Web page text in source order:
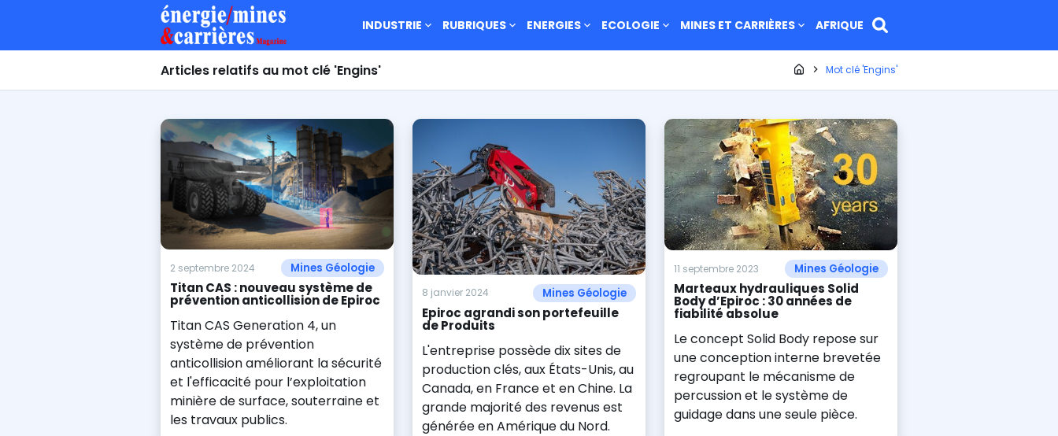
INDUSTRIE RUBRIQUES ENERGIES ECOLOGIE MINES ET CARRIÈRES AFRIQUE
Articles relatifs au mot clé 'Engins' Page d'accueil
Mot clé 'Engins'
2 septembre 2024 Mines Géologie
Titan CAS : nouveau système de
prévention anticollision de Epiroc
Titan CAS Generation 4, un
système de prévention
anticollision améliorant la sécurité
et l'efficacité pour l’exploitation
minière de surface, souterraine et
les travaux publics.
8 janvier 2024 Mines Géologie
Epiroc agrandi son portefeuille
de Produits
L'entreprise possède dix sites de
production clés, aux États-Unis, au
Canada, en France et en Chine. La
grande majorité des revenus est
générée en Amérique du Nord.
11 septembre 2023 Mines Géologie
Marteaux hydrauliques Solid
Body d’Epiroc : 30 années de
fiabilité absolue
Le concept Solid Body repose sur
une conception interne brevetée
regroupant le mécanisme de
percussion et le système de
guidage dans une seule pièce.